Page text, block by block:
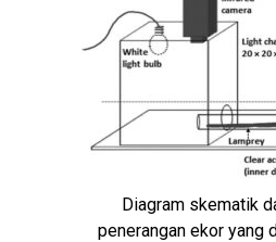
Diagram skematik
penerangan ekor yang